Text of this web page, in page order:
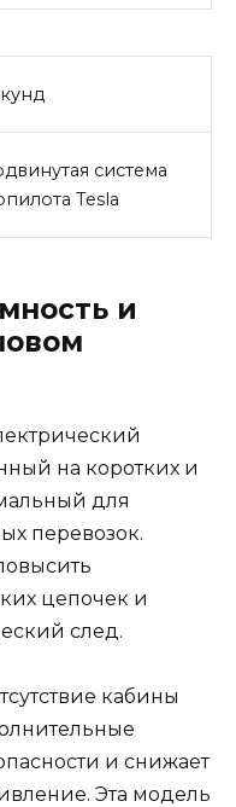
система
Tesla
и
на коротких и
для
перевозок.
цепочек и
след.
кабины
и снижает
Эта модель